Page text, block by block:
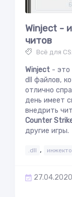
Winject -
читов
Всё для
Winject - это
dll файлов,
отлично
день имеет
внедрить
Counter
другие игры.
.dll ,